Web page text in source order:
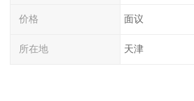
价格 面议
所在地 天津